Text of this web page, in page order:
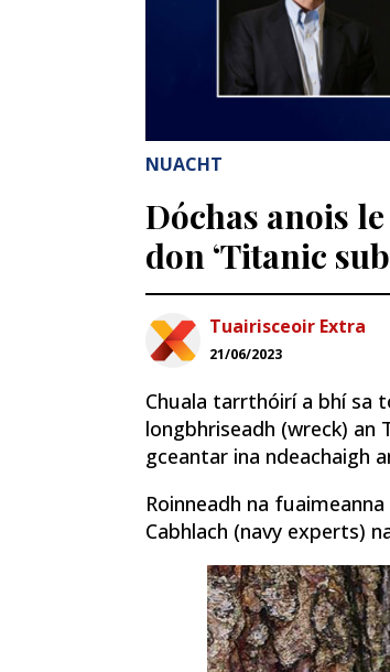
NUACHT
Dóchas anois
don ‘Titanic
Tuairisceoir Extra
21/06/2023
Chuala tarrthóirí a bhí sa
longbhriseadh (wreck) an
gceantar ina ndeachaigh
Roinneadh na
Cabhlach (navy experts)